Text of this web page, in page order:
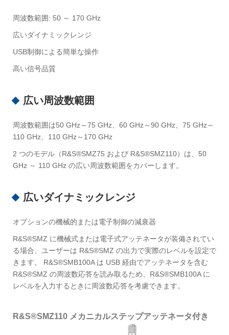
周波数範囲: 50 ～ 170 GHz
広いダイナミックレンジ
USB制御による簡単な操作
高い信号品質
広い周波数範囲
周波数範囲は50 GHz～75 GHz、60 GHz～90 GHz、75 GHz～
110 GHz、110 GHz～170 GHz
2 つのモデル（R&S®SMZ75 および R&S®SMZ110）は、50
GHz ～ 110 GHz の広い周波数範囲をカバーします。
広いダイナミックレンジ
オプションの機械的または電子制御の減衰器
R&S®SMZ に機械式または電子式アッテネータが装備されてい
る場合、ユーザーは R&S®SMZ の出力で実際のレベルを設定で
きます。 R&S®SMB100A は USB 経由でアッテネータを含む
R&S®SMZ の周波数応答を読み取るため、R&S®SMB100A に
レベルを入力するときに周波数応答を考慮できます。
R&S®SMZ110 メカニカルステップアッテネータ付き